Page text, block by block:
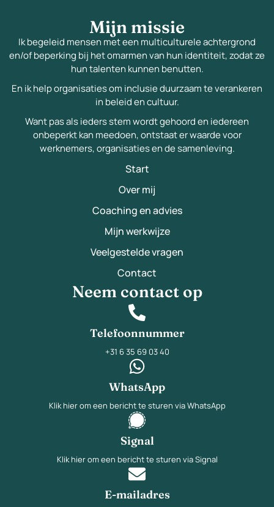
Mijn missie
Ik begeleid mensen met een multiculturele achtergrond
en/of beperking bij het omarmen van hun identiteit, zodat ze
hun talenten kunnen benutten.
En ik help organisaties om inclusie duurzaam te verankeren
in beleid en cultuur.
Want pas als ieders stem wordt gehoord en iedereen
onbeperkt kan meedoen, ontstaat er waarde voor
werknemers, organisaties en de samenleving.
Start
Over mij
Coaching en advies
Mijn werkwijze
Veelgestelde vragen
Contact
Neem contact op
Telefoonnummer
+31 6 35 69 03 40
WhatsApp
Klik hier om een bericht te sturen via WhatsApp
Signal
Klik hier om een bericht te sturen via Signal
E-mailadres